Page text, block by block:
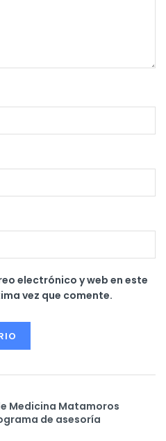
electrónico y web en este
vez que comente.
Medicina Matamoros
de asesoría